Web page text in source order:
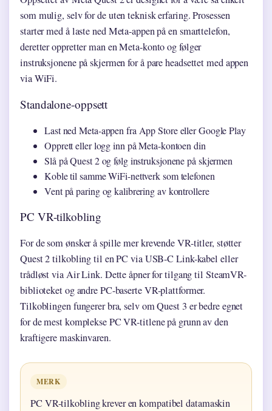
som mulig, selv for de uten teknisk erfaring. Prosessen
starter med å laste ned Meta-appen på en smarttelefon,
deretter oppretter man en Meta-konto og følger
instruksjonene på skjermen for å pare headsettet med appen
via WiFi.
Standalone-oppsett
Last ned Meta-appen fra App Store eller Google Play
Opprett eller logg inn på Meta-kontoen din
Slå på Quest 2 og følg instruksjonene på skjermen
Koble til samme WiFi-nettverk som telefonen
Vent på paring og kalibrering av kontrollere
PC VR-tilkobling
For de som ønsker å spille mer krevende VR-titler, støtter
Quest 2 tilkobling til en PC via USB-C Link-kabel eller
trådløst via Air Link. Dette åpner for tilgang til SteamVR-
biblioteket og andre PC-baserte VR-plattformer.
Tilkoblingen fungerer bra, selv om Quest 3 er bedre egnet
for de mest komplekse PC VR-titlene på grunn av den
kraftigere maskinvaren.
MERK
PC VR-tilkobling krever en kompatibel datamaskin